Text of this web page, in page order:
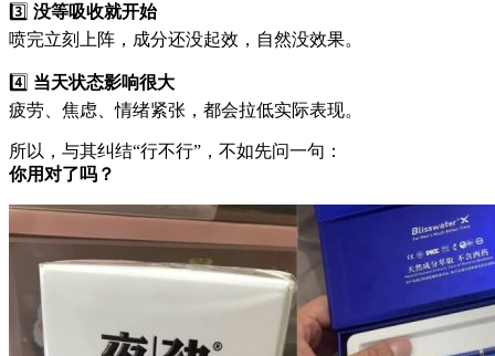
3️⃣ 没等吸收就开始
喷完立刻上阵，成分还没起效，自然没效果。
4️⃣ 当天状态影响很大
疲劳、焦虑、情绪紧张，都会拉低实际表现。
所以，与其纠结“行不行”，不如先问一句：
你用对了吗？